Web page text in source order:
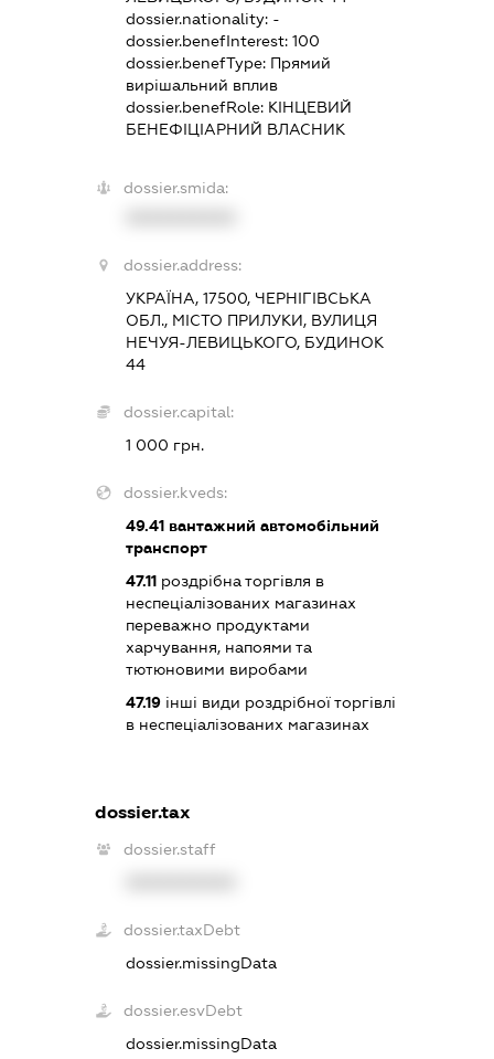
dossier.nationality: -
dossier.benefInterest: 100
dossier.benefType: Прямий
вирішальний вплив
dossier.benefRole: КІНЦЕВИЙ
БЕНЕФІЦІАРНИЙ ВЛАСНИК
dossier.smida:
dossier.address:
УКРАЇНА, 17500, ЧЕРНІГІВСЬКА
ОБЛ., МІСТО ПРИЛУКИ, ВУЛИЦЯ
НЕЧУЯ-ЛЕВИЦЬКОГО, БУДИНОК
44
dossier.capital:
1 000 грн.
dossier.kveds:
49.41вантажний автомобільний
транспорт
47.11роздрібна торгівля в
неспеціалізованих магазинах
переважно продуктами
харчування, напоями та
тютюновими виробами
47.19інші види роздрібної торгівлі
в неспеціалізованих магазинах
dossier.tax
dossier.staff
dossier.taxDebt
dossier.missingData
dossier.esvDebt
dossier.missingData